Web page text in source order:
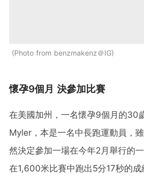
Photo from benzmakenz＠IG
懷孕9個月 決參加比賽
在美國加州，一名懷孕9個月的30
Myler，本是一名中長跑運動員，
然決定參加一場在今年2月舉行的
在1,600米比賽中跑出5分17秒的